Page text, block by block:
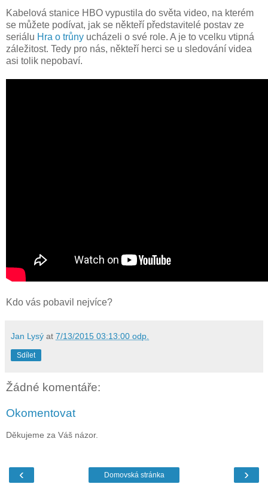
Kabelová stanice HBO vypustila do světa video, na kterém
se můžete podívat, jak se někteří představitelé postav ze
seriálu Hra o trůny ucházeli o své role. A je to vcelku vtipná
záležitost. Tedy pro nás, někteří herci se u sledování videa
asi tolik nepobaví.
Kdo vás pobavil nejvíce?
Jan Lysý at 7/13/2015 03:13:00 odp.
Sdílet
Žádné komentáře:
Okomentovat
Děkujeme za Váš názor.
‹ ›
Domovská stránka